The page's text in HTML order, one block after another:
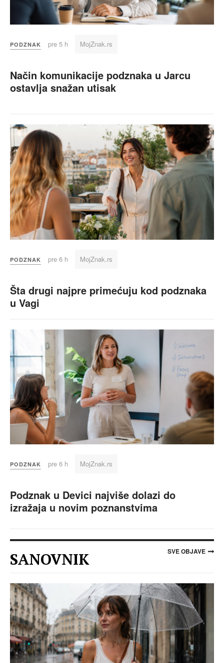
PODZNAK pre 5 h MojZnak.rs
Način komunikacije podznaka u Jarcu
ostavlja snažan utisak
PODZNAK pre 6 h MojZnak.rs
Šta drugi najpre primećuju kod podznaka
u Vagi
PODZNAK pre 6 h MojZnak.rs
Podznak u Devici najviše dolazi do
izražaja u novim poznanstvima
SANOVNIK SVE OBJAVE